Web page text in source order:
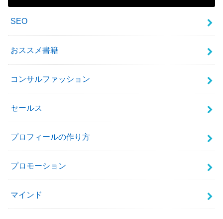
SEO
おススメ書籍
コンサルファッション
セールス
プロフィールの作り方
プロモーション
マインド